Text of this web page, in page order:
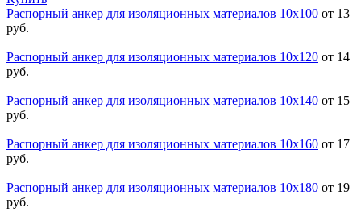
Распорный анкер для изоляционных материалов 10х100 от 13
руб.
Распорный анкер для изоляционных материалов 10х120 от 14
руб.
Распорный анкер для изоляционных материалов 10х140 от 15
руб.
Распорный анкер для изоляционных материалов 10х160 от 17
руб.
Распорный анкер для изоляционных материалов 10х180 от 19
руб.